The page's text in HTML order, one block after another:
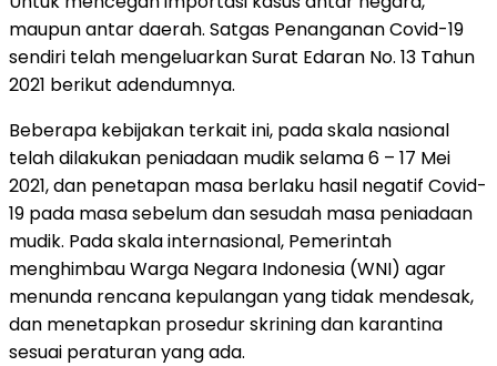
maupun antar daerah. Satgas Penanganan Covid-19
sendiri telah mengeluarkan Surat Edaran No. 13 Tahun
2021 berikut adendumnya.
Beberapa kebijakan terkait ini, pada skala nasional
telah dilakukan peniadaan mudik selama 6 – 17 Mei
2021, dan penetapan masa berlaku hasil negatif Covid-
19 pada masa sebelum dan sesudah masa peniadaan
mudik. Pada skala internasional, Pemerintah
menghimbau Warga Negara Indonesia (WNI) agar
menunda rencana kepulangan yang tidak mendesak,
dan menetapkan prosedur skrining dan karantina
sesuai peraturan yang ada.